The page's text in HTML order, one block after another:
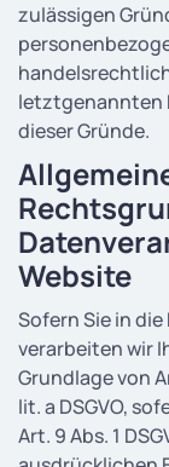
zulässigen
letztgenannten
dieser Gründe.
Website
Sofern Sie in
verarbeiten wir
Grundlage von
lit. a DSGVO,
Art. 9 Abs. 1